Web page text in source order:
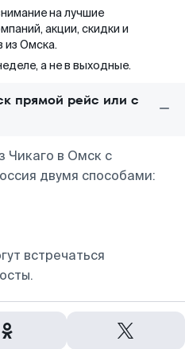
на лучшие
акции, скидки и
из Омска.
а не в выходные.
прямой рейс или с
Чикаго в Омск с
двумя способами:
встречаться